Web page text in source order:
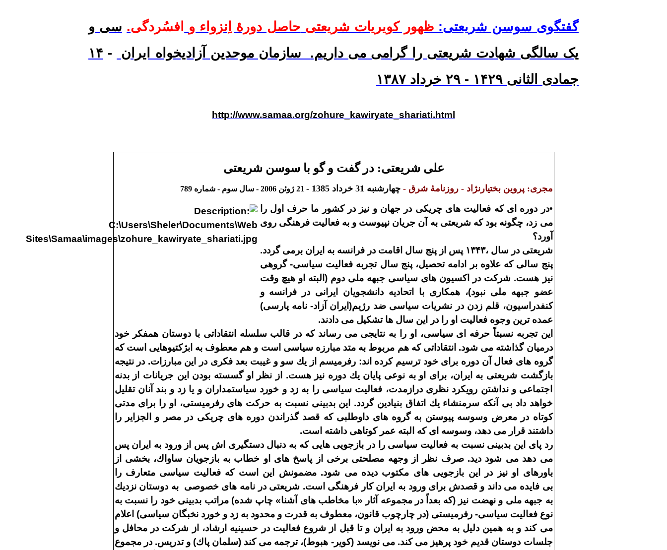
گفتگوی سوسن شریعتی: ظهور کویریات شریعتی حاصل دورۀ اِنزواء و افسُردگی. سی و
یک سالگی شهادت شریعتی را گرامی می داریم.
سازمان موحدین آزادیخواه ایران - ۱۴
جمادی الثانی ۱۴۲۹ - ۲۹ خرداد ۱۳۸۷
http://www.samaa.org/zohure_kawiryate_shariati.html
على شريعتى: در گفت و گو با سوسن شريعتى
مجری:پروين بختيارنژاد - روزنامۀ شرق -چهارشنبه 31 خرداد 1385 -
•در دوره اى كه فعاليت هاى چريكى در جهان و نيز در كشور ما حرف اول را
مى زد، چگونه بود كه شريعتى به آن جريان نپيوست و به فعاليت فرهنگى روى
آورد؟
شريعتى در سال ،۱۳۴۳ پس از پنج سال اقامت در فرانسه به ايران برمى گردد.
پنج سالى كه علاوه بر ادامه تحصيل، پنج سال تجربه فعاليت سياسى-گروهى
نيز هست. شركت در اكسيون هاى سياسى جبهه ملى دوم( البته او هيچ وقت
عضو جبهه ملى نبود)، همكارى با اتحاديه دانشجويان ايرانى در فرانسه و
كنفدراسيون، قلم زدن در نشريات سياسى ضد رژيم(ايران آزاد-نامه پارسى)
عمده ترين وجوه فعاليت او را در اين سال ها تشكيل مى دادند.
اين تجربه نسبتاً حرفه
اى سياسى، او را به نتايجى مى رساند كه در قالب سلسله انتقاداتى با دوستان همفكر خود
درميان گذاشته مى شود. انتقاداتى كه هم مربوط به متد مبارزه سياسى است و هم معطوف به ابژكتيوهايى است كه
گروه هاى فعال آن دوره براى خود ترسيم كرده اند: رفرميسم از يك سو و غيبت بعد فكرى در اين مبارزات. در نتيجه
بازگشت شريعتى به ايران، براى او به نوعى پايان يك دوره نيز هست.
از نظر او گسسته بودن اين جريانات از بدنه
اجتماعى و نداشتن رويكرد نظرى درازمدت، فعاليت سياسى را به زد و خورد سياستمداران و يا زد و بند آنان تقليل
خواهد داد بى
آنكه سرمنشاء يك اتفاق بنيادين گردد. اين بدبينى نسبت به حركت هاى رفرميستى، او را براى مدتى
كوتاه در معرض وسوسه پيوستن به گروه هاى داوطلبى كه قصد گذراندن دوره هاى چريكى در مصر و الجزاير را
داشتند قرار مى دهد، وسوسه اى كه البته عمر كوتاهى داشته است.
رد پاى اين بدبينى نسبت به فعاليت سياسى را در بازجويى هايى كه به دنبال دستگيرى اش پس از ورود به ايران پس
مى دهد مى شود ديد.صرف نظر از وجهه مصلحتى برخى از پاسخ هاى او خطاب به بازجويان ساواك، بخشى از
باورهاى او نيز در اين بازجويى هاى مكتوب ديده مى شود.مضمونش اين است كه فعاليت سياسى متعارف را
بى فايده مى داند و قصدش براى ورود به ايران كار فرهنگى است. شريعتى در نامه هاى خصوصى به دوستان نزديك
به جبهه ملى و نهضت نيز(كه بعداً در مجموعه آثار «با مخاطب هاى آشنا»چاپ شده)مراتب بدبينى خود را نسبت به
نوع فعاليت سياسى-رفرميستى(در چارچوب قانون، معطوف به قدرت و محدود به زد و خورد نخبگان سياسى) اعلام
مى كند و به همين دليل به محض ورود به ايران و تا قبل از شروع فعاليت در حسينيه ارشاد، از شركت در محافل و
جلسات دوستان قديم خود پرهيز مى كند.مى نويسد(كوير- هبوط)، ترجمه مى كند (سلمان پاك)و تدريس.در مجموع